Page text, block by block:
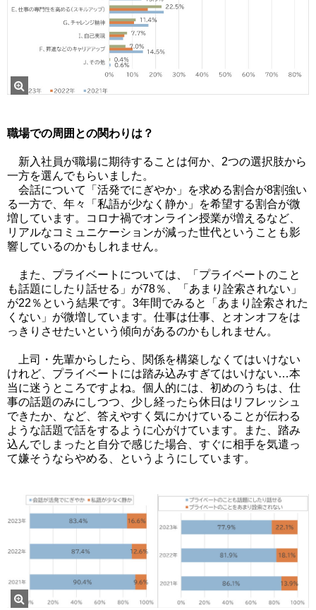
職場での周囲との関わりは？
新入社員が職場に期待することは何か、2つの選択肢から
一方を選んでもらいました。
会話について「活発でにぎやか」を求める割合が8割強い
る一方で、年々「私語が少なく静か」を希望する割合が微
増しています。コロナ禍でオンライン授業が増えるなど、
リアルなコミュニケーションが減った世代ということも影
響しているのかもしれません。
また、プライベートについては、「プライベートのこと
も話題にしたり話せる」が78％、「あまり詮索されない」
が22％という結果です。3年間でみると「あまり詮索された
くない」が微増しています。仕事は仕事、とオンオフをは
っきりさせたいという傾向があるのかもしれません。
上司・先輩からしたら、関係を構築しなくてはいけない
けれど、プライベートには踏み込みすぎてはいけない…本
当に迷うところですよね。個人的には、初めのうちは、仕
事の話題のみにしつつ、少し経ったら休日はリフレッシュ
できたか、など、答えやすく気にかけていることが伝わる
ような話題で話をするように心がけています。また、踏み
込んでしまったと自分で感じた場合、すぐに相手を気遣っ
て嫌そうならやめる、というようにしています。